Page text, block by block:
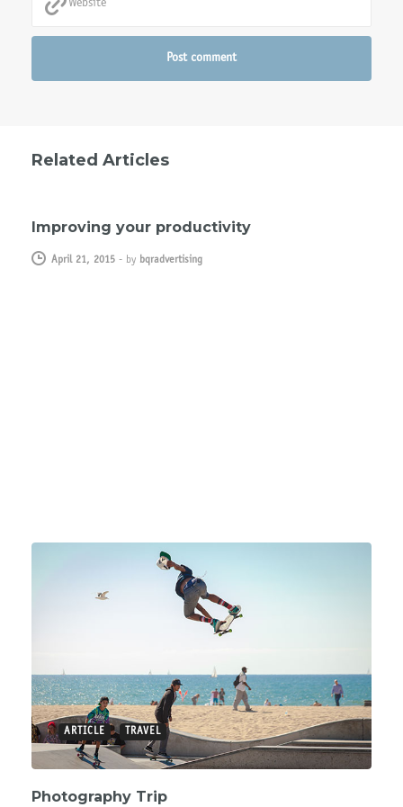
Related Articles
ARTICLE TIPS & TRICKS
Improving your productivity
April 21, 2015 - by bqradvertising
ARTICLE TRAVEL
Photography Trip